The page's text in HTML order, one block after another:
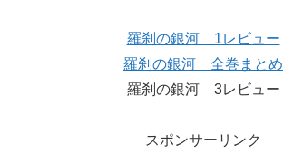
羅刹の銀河 1レビュー
羅刹の銀河 全巻まとめ
羅刹の銀河 3レビュー
スポンサーリンク